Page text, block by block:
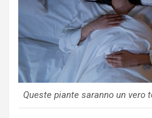
Queste piante saranno un vero